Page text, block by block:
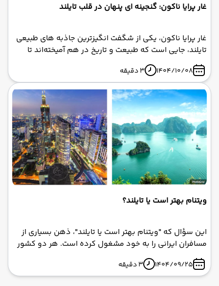
غار پرایا ناکون: گنجینه ای پنهان در قلب تایلند
غار پرایا ناکون، یکی از شگفت‌ انگیزترین جاذبه‌ های طبیعی
تایلند، جایی است که طبیعت و تاریخ در هم آمیخته‌اند تا
صحنه‌ای رویایی خلق کنند. تصور کنید وارد غاری می‌شوید
که نور خورشید مانند پرتوهای طلایی از سقف فرو می‌ریزد و
بر روی یک pavilion سلطنتی قدیمی می‌تابد – این دقیقاً
همان چیزی است که غار پرایا ناکون را به یک مقصد
منحصربه‌ فرد تبدیل کرده است.
1404/10/08 3 دقیقه
ویتنام بهتر است یا تایلند؟
این سؤال که "ویتنام بهتر است یا تایلند"، ذهن بسیاری از
مسافران ایرانی را به خود مشغول کرده است. هر دو کشور
مقاصدی فوق‌العاده برای تورهای خارجی هستند، اما بسته به
سلیقه شما – آیا عاشق ماجراجویی هستید یا به دنبال
استراحت در سواحل؟ – یکی ممکن است بیشتر به دلتان
1404/09/25 3 دقیقه